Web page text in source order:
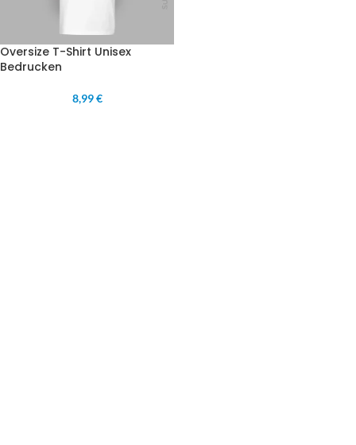
Oversize T-Shirt Unisex
Bedrucken
8,99 €